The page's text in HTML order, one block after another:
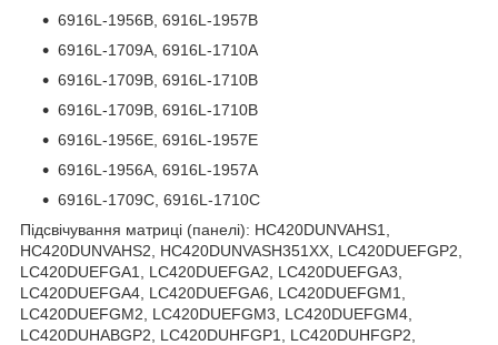
6916L-1956B, 6916L-1957B
6916L-1709A, 6916L-1710A
6916L-1709B, 6916L-1710B
6916L-1709B, 6916L-1710B
6916L-1956E, 6916L-1957E
6916L-1956A, 6916L-1957A
6916L-1709C, 6916L-1710C
Підсвічування матриці (панелі): HC420DUNVAHS1,
HC420DUNVAHS2, HC420DUNVASH351XX, LC420DUEFGP2,
LC420DUEFGA1, LC420DUEFGA2, LC420DUEFGA3,
LC420DUEFGA4, LC420DUEFGA6, LC420DUEFGM1,
LC420DUEFGM2, LC420DUEFGM3, LC420DUEFGM4,
LC420DUHABGP2, LC420DUHFGP1, LC420DUHFGP2,